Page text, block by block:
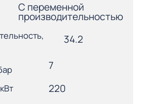
С переменной
производительностью
34.2
7
220